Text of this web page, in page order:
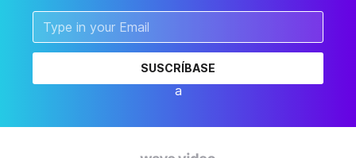
SUSCRÍBASE
a